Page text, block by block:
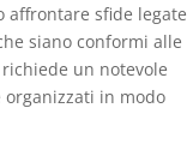
sfide legate
siano conformi alle
un notevole
in modo